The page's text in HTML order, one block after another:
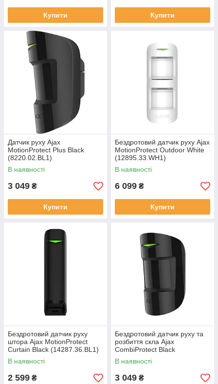
Купити Купити
Датчик руху Ajax
MotionProtect Plus Black
(8220.02.BL1)
В наявності
3 049 ₴
Купити
Бездротовий датчик руху Ajax
MotionProtect Outdoor White
(12895.33.WH1)
В наявності
6 099 ₴
Купити
Бездротовий датчик руху
штора Ajax MotionProtect
Curtain Black (14287.36.BL1)
В наявності
2 599 ₴
Бездротовий датчик руху та
розбиття скла Ajax
CombiProtect Black
(7167.06.BL1)
В наявності
3 049 ₴